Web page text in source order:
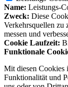
Name: Leistungs-
Zweck: Diese
Verkehrsquellen zu
messen und
Cookie Laufzeit:
Funktionale
Mit diesen Cookies
Funktionalität und